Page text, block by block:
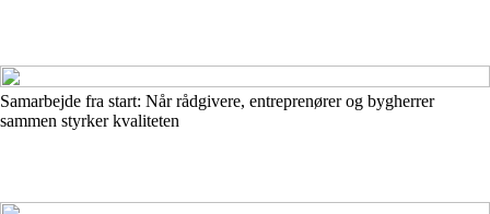
Samarbejde fra start: Når rådgivere, entreprenører og bygherrer
sammen styrker kvaliteten